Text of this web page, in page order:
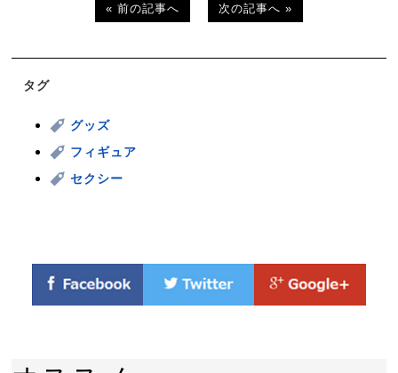
« 前の記事へ 次の記事へ »
タグ
グッズ
フィギュア
セクシー